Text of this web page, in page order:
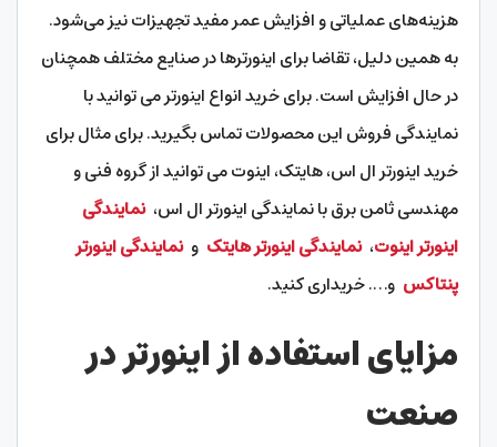
هزینه‌های عملیاتی و افزایش عمر مفید تجهیزات نیز می‌شود.
به همین دلیل، تقاضا برای اینورترها در صنایع مختلف همچنان
در حال افزایش است. برای خرید انواع اینورتر می توانید با
نمایندگی فروش این محصولات تماس بگیرید. برای مثال برای
خرید اینورتر ال اس، هایتک، اینوت می توانید از گروه فنی و
مهندسی ثامن برق با نمایندگی اینورتر ال اس،نمایندگی
اینورتر اینوت،نمایندگی اینورتر هایتک ونمایندگی اینورتر
پنتاکس و…. خریداری کنید.
مزایای استفاده از اینورتر در
صنعت